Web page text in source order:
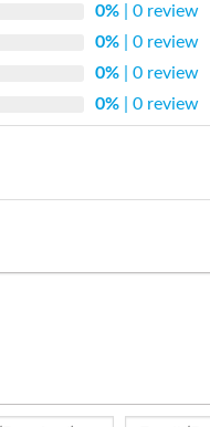
0% | 0 review
0% | 0 review
0% | 0 review
0% | 0 review